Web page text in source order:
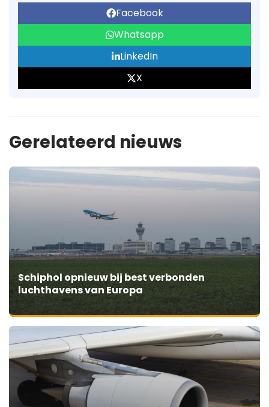
Facebook
Whatsapp
LinkedIn
X
Gerelateerd nieuws
Schiphol opnieuw bij best verbonden
luchthavens van Europa